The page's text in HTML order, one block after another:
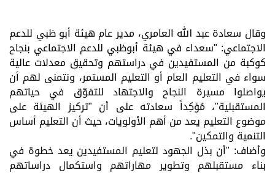
وقال سعادة عبد الله العامري، مدير عام هيئة أبو ظبي للدعم
الاجتماعي: "سعداء في هيئة أبوظبي للدعم الاجتماعي بنجاح
كوكبة من المستفيدين في دراستهم وتحقيق معدلات عالية
سواء في التعليم العام أو التعليم المستمر، ونتمنى لهم أن
يواصلوا مسيرة النجاح والاجتهاد للتفوّق في حياتهم
المستقبلية"، مُؤكِداً سعادته على أن "تركيز الهيئة على
موضوع التعليم يعد من أهم الأولويات، حيث أن التعليم أساس
التنمية والتمكين".
وأضاف: "أن بذل الجهود لتعليم المستفيدين يعد خطوة في
بناء مستقبلهم وتطوير مهاراتهم واستكمال دراساتهم